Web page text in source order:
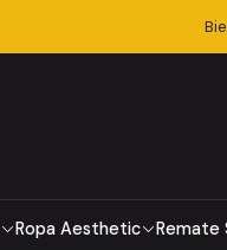
Ropa Aesthetic Remate